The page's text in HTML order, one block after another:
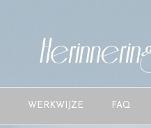
WERKWIJZE FAQ